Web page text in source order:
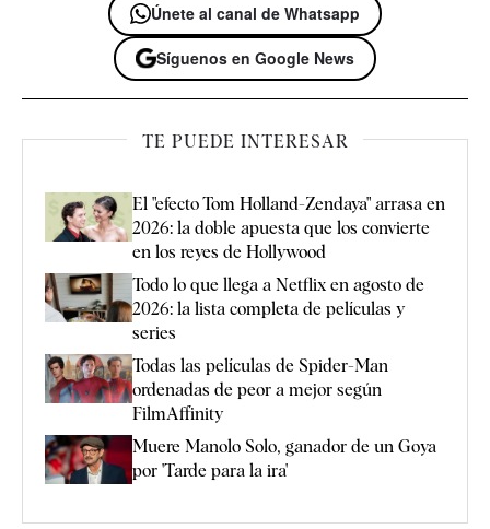
Únete al canal de Whatsapp
Síguenos en Google News
TE PUEDE INTERESAR
El "efecto Tom Holland-Zendaya" arrasa en
2026: la doble apuesta que los convierte
en los reyes de Hollywood
Todo lo que llega a Netflix en agosto de
2026: la lista completa de películas y
series
Todas las películas de Spider-Man
ordenadas de peor a mejor según
FilmAffinity
Muere Manolo Solo, ganador de un Goya
por 'Tarde para la ira'